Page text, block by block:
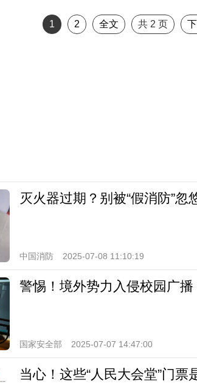
1 2 全文 共2 页
灭火器过期？别被“假消防”忽
中国消防 2025-07-08 11:10:19
警惕！境外势力入侵校园广播
国家安全部 2025-07-07 14:47:00
当心！这些“人民大会堂”门票